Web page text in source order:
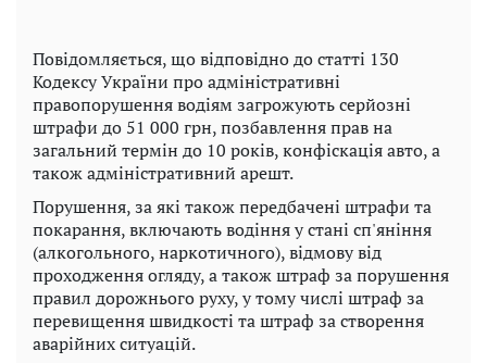
Повідомляється, що відповідно до статті 130
Кодексу України про адміністративні
правопорушення водіям загрожують серйозні
штрафи до 51 000 грн, позбавлення прав на
загальний термін до 10 років, конфіскація авто, а
також адміністративний арешт.
Порушення, за які також передбачені штрафи та
покарання, включають водіння у стані сп'яніння
(алкогольного, наркотичного), відмову від
проходження огляду, а також штраф за порушення
правил дорожнього руху, у тому числі штраф за
перевищення швидкості та штраф за створення
аварійних ситуацій.